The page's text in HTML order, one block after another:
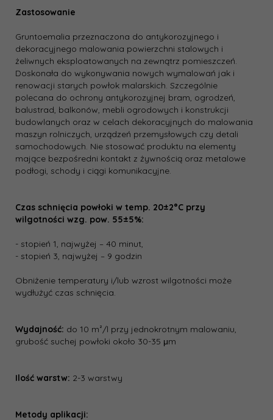
Zastosowanie
Gruntoemalia przeznaczona do antykorozyjnego i
dekoracyjnego malowania powierzchni stalowych i
żeliwnych eksploatowanych na zewnątrz pomieszczeń.
Doskonała do wykonywania nowych wymalowań jak i
renowacji starych powłok malarskich. Szczególnie
polecana do ochrony antykorozyjnej bram, ogrodzeń,
balustrad, balkonów, mebli ogrodowych i konstrukcji
budowlanych oraz w celach dekoracyjnych do malowania
maszyn rolniczych, urządzeń przemysłowych czy detali
samochodowych. Nie stosować produktu na elementy
mające bezpośredni kontakt z żywnością oraz metalowe
podłogi, schody i ciągi komunikacyjne.
Czas schnięcia powłoki w temp. 20±2°C przy
wilgotności wzg. pow. 55±5%:
- stopień 1, najwyżej – 40 minut,
- stopień 3, najwyżej – 9 godzin
Obniżenie temperatury i/lub wzrost wilgotności może
wydłużyć czas schnięcia.
Wydajność: do 10 m²/l przy jednokrotnym malowaniu,
grubość suchej powłoki około 30-35 μm
Ilość warstw: 2-3 warstwy
Metody aplikacji: